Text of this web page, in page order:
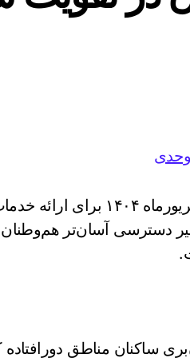
تیم سیار سازمان انتقال خون کرمانشاه روز یکشنبه
دسترسی آسان‌تر هم‌وطنان
ساکنان مناطق